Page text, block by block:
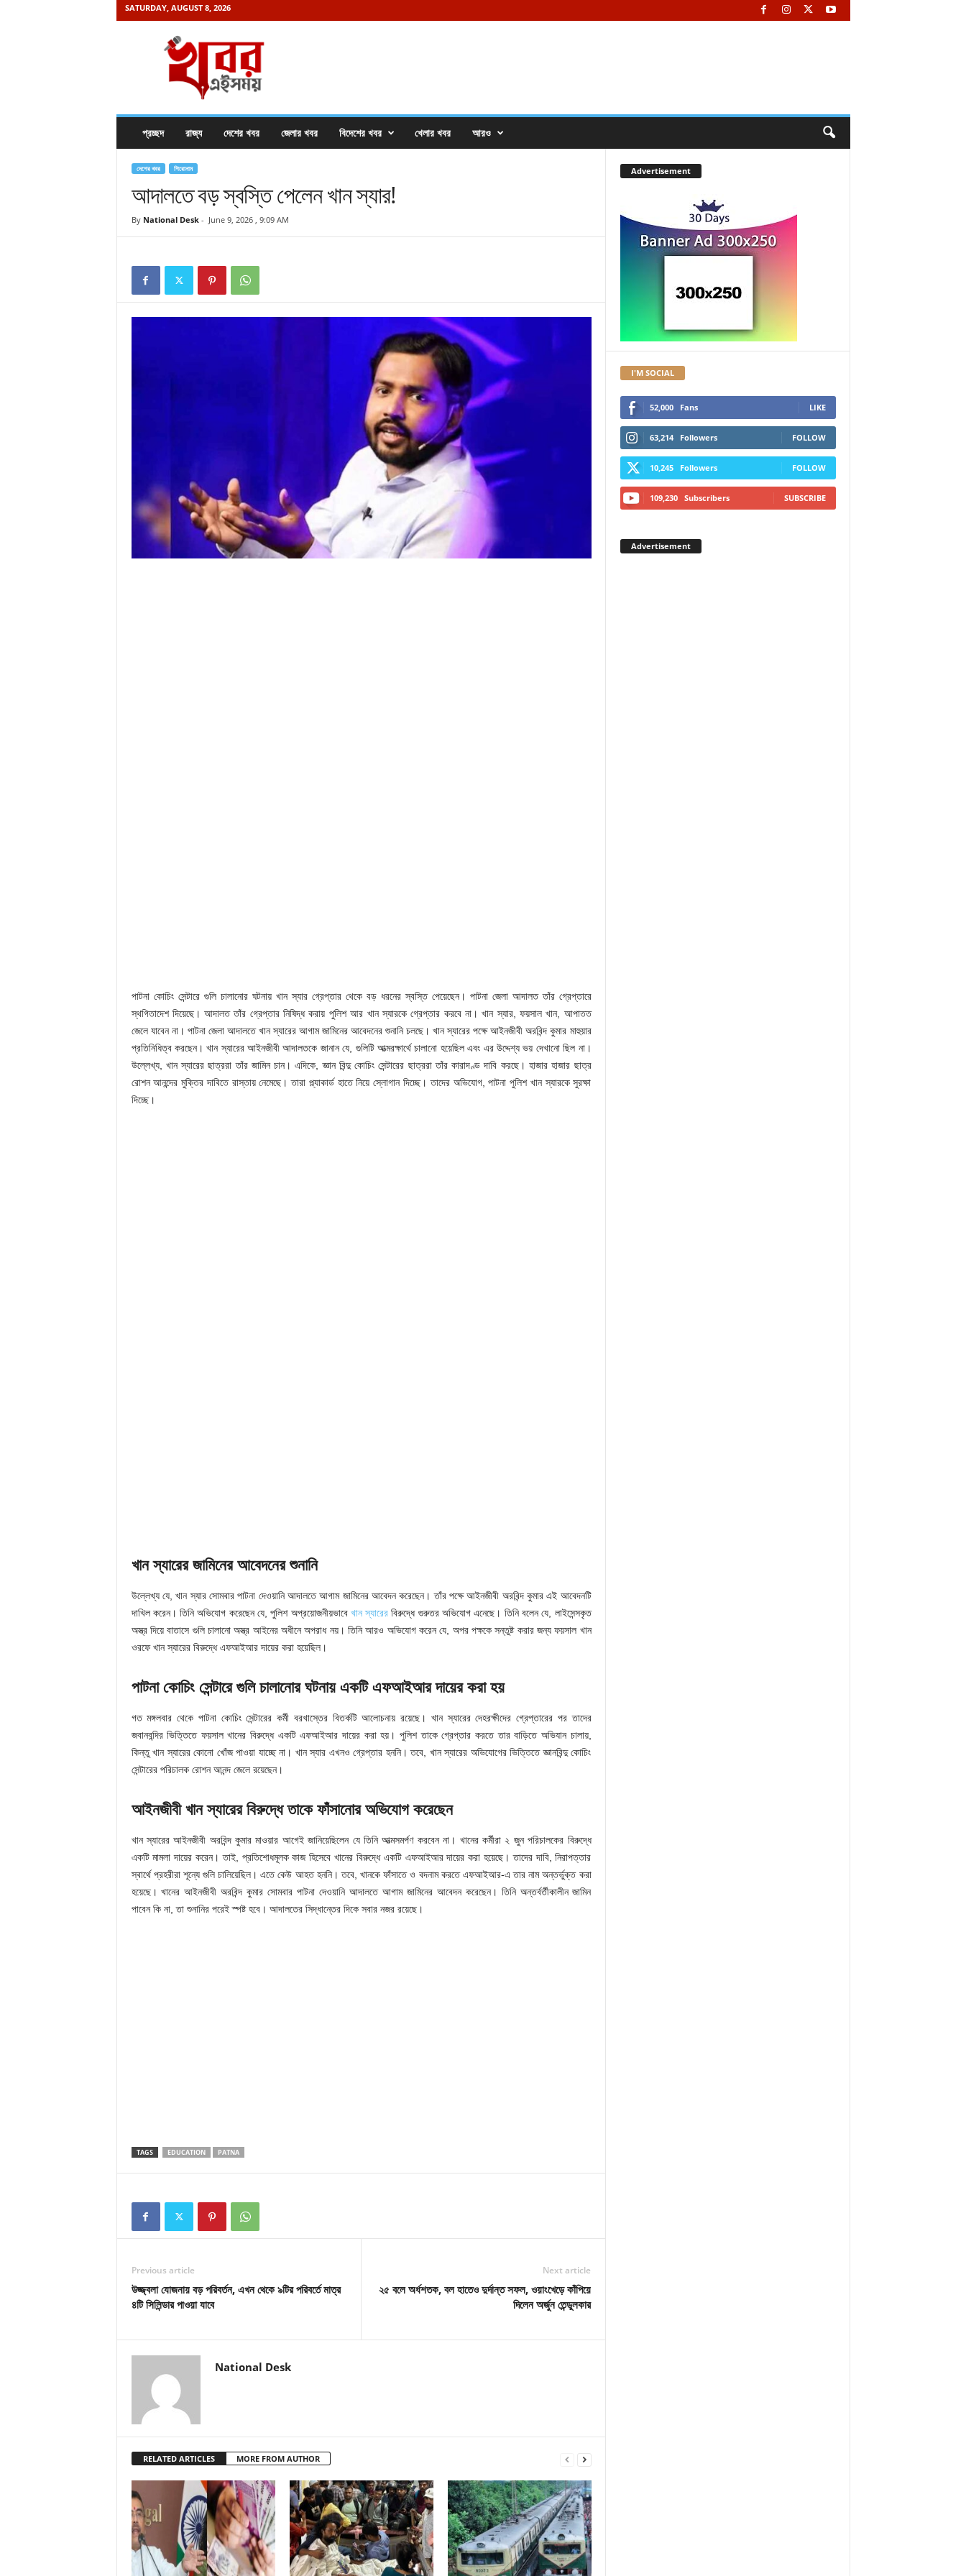
SATURDAY, AUGUST 8, 2026
প্রচ্ছদ রাজ্য দেশের খবর জেলার খবর বিদেশের খবর খেলার খবর আরও
দেশের খবর শিরোনাম
আদালতে বড় স্বস্তি পেলেন খান স্যার!
By National Desk- June 9, 2026 , 9:09 AM
পাটনা কোচিং সেন্টারে গুলি চালানোর ঘটনায় খান স্যার গ্রেপ্তার থেকে বড় ধরনের স্বস্তি পেয়েছেন। পাটনা জেলা আদালত তাঁর গ্রেপ্তারে
স্থগিতাদেশ দিয়েছে। আদালত তাঁর গ্রেপ্তার নিষিদ্ধ করায় পুলিশ আর খান স্যারকে গ্রেপ্তার করবে না। খান স্যার, ফয়সাল খান, আপাতত
জেলে যাবেন না। পাটনা জেলা আদালতে খান স্যারের আগাম জামিনের আবেদনের শুনানি চলছে। খান স্যারের পক্ষে আইনজীবী অরবিন্দ কুমার মাহুয়ার
প্রতিনিধিত্ব করছেন। খান স্যারের আইনজীবী আদালতকে জানান যে, গুলিটি আত্মরক্ষার্থে চালানো হয়েছিল এবং এর উদ্দেশ্য ভয় দেখানো ছিল না।
উল্লেখ্য, খান স্যারের ছাত্ররা তাঁর জামিন চান। এদিকে, জ্ঞান বিন্দু কোচিং সেন্টারের ছাত্ররা তাঁর কারাদণ্ড দাবি করছে। হাজার হাজার ছাত্র
রোশন আনন্দের মুক্তির দাবিতে রাস্তায় নেমেছে। তারা প্ল্যাকার্ড হাতে নিয়ে স্লোগান দিচ্ছে। তাদের অভিযোগ, পাটনা পুলিশ খান স্যারকে সুরক্ষা
দিচ্ছে।
খান স্যারের জামিনের আবেদনের শুনানি
উল্লেখ্য যে, খান স্যার সোমবার পাটনা দেওয়ানি আদালতে আগাম জামিনের আবেদন করেছেন। তাঁর পক্ষে আইনজীবী অরবিন্দ কুমার এই আবেদনটি
দাখিল করেন। তিনি অভিযোগ করেছেন যে, পুলিশ অপ্রয়োজনীয়ভাবে খান স্যারের বিরুদ্ধে গুরুতর অভিযোগ এনেছে। তিনি বলেন যে, লাইসেন্সকৃত
অস্ত্র দিয়ে বাতাসে গুলি চালানো অস্ত্র আইনের অধীনে অপরাধ নয়। তিনি আরও অভিযোগ করেন যে, অপর পক্ষকে সন্তুষ্ট করার জন্য ফয়সাল খান
ওরফে খান স্যারের বিরুদ্ধে এফআইআর দায়ের করা হয়েছিল।
পাটনা কোচিং সেন্টারে গুলি চালানোর ঘটনায় একটি এফআইআর দায়ের করা হয়
গত মঙ্গলবার থেকে পাটনা কোচিং সেন্টারের কর্মী বরখাস্তের বিতর্কটি আলোচনায় রয়েছে। খান স্যারের দেহরক্ষীদের গ্রেপ্তারের পর তাদের
জবানবন্দির ভিত্তিতে ফয়সাল খানের বিরুদ্ধে একটি এফআইআর দায়ের করা হয়। পুলিশ তাকে গ্রেপ্তার করতে তার বাড়িতে অভিযান চালায়,
কিন্তু খান স্যারের কোনো খোঁজ পাওয়া যাচ্ছে না। খান স্যার এখনও গ্রেপ্তার হননি। তবে, খান স্যারের অভিযোগের ভিত্তিতে জ্ঞানবিন্দু কোচিং
সেন্টারের পরিচালক রোশন আনন্দ জেলে রয়েছেন।
আইনজীবী খান স্যারের বিরুদ্ধে তাকে ফাঁসানোর অভিযোগ করেছেন
খান স্যারের আইনজীবী অরবিন্দ কুমার মাওয়ার আগেই জানিয়েছিলেন যে তিনি আত্মসমর্পণ করবেন না। খানের কর্মীরা ২ জুন পরিচালকের বিরুদ্ধে
একটি মামলা দায়ের করেন। তাই, প্রতিশোধমূলক কাজ হিসেবে খানের বিরুদ্ধে একটি এফআইআর দায়ের করা হয়েছে। তাদের দাবি, নিরাপত্তার
স্বার্থে প্রহরীরা শূন্যে গুলি চালিয়েছিল। এতে কেউ আহত হননি। তবে, খানকে ফাঁসাতে ও বদনাম করতে এফআইআর-এ তার নাম অন্তর্ভুক্ত করা
হয়েছে। খানের আইনজীবী অরবিন্দ কুমার সোমবার পাটনা দেওয়ানি আদালতে আগাম জামিনের আবেদন করেছেন। তিনি অন্তর্বর্তীকালীন জামিন
পাবেন কি না, তা শুনানির পরেই স্পষ্ট হবে। আদালতের সিদ্ধান্তের দিকে সবার নজর রয়েছে।
TAGS EDUCATION PATNA
Previous article
উজ্জ্বলা যোজনায় বড় পরিবর্তন, এখন থেকে ৯টির পরিবর্তে মাত্র
৪টি সিলিন্ডার পাওয়া যাবে
Next article
২৫ বলে অর্ধশতক, বল হাতেও দুর্দান্ত সফল, ওয়াংখেড়ে কাঁপিয়ে
দিলেন অর্জুন তেন্ডুলকার
National Desk
RELATED ARTICLES MORE FROM AUTHOR
Advertisement
I'M SOCIAL
52,000 Fans LIKE
63,214 Followers FOLLOW
10,245 Followers FOLLOW
109,230 Subscribers SUBSCRIBE
Advertisement